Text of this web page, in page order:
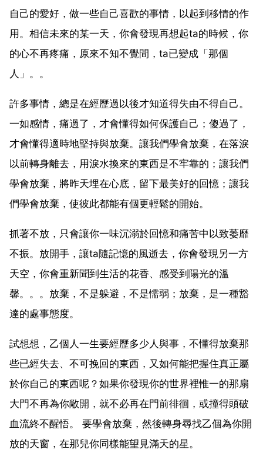
自己的愛好，做一些自己喜歡的事情，以起到移情的作
用。相信未來的某一天，你會發現再想起ta的時候，你
的心不再疼痛，原來不知不覺間，ta已變成「那個
人」。。
許多事情，總是在經歷過以後才知道得失由不得自己。
一如感情，痛過了，才會懂得如何保護自己；傻過了，
才會懂得適時地堅持與放棄。讓我們學會放棄，在落淚
以前轉身離去，用淚水換來的東西是不牢靠的；讓我們
學會放棄，將昨天埋在心底，留下最美好的回憶；讓我
們學會放棄，使彼此都能有個更輕鬆的開始。
抓著不放，只會讓你一味沉溺於回憶和痛苦中以致萎靡
不振。放開手，讓ta隨記憶的風逝去，你會發現另一方
天空，你會重新聞到生活的花香、感受到陽光的溫
馨。。。放棄，不是躲避，不是懦弱；放棄，是一種豁
達的處事態度。
試想想，乙個人一生要經歷多少人與事，不懂得放棄那
些已經失去、不可挽回的東西，又如何能把握住真正屬
於你自己的東西呢？如果你發現你的世界裡惟一的那扇
大門不再為你敞開，就不必再在門前徘徊，或撞得頭破
血流終不醒悟。 要學會放棄，然後轉身尋找乙個為你開
放的天窗，在那兒你同樣能望見滿天的星。